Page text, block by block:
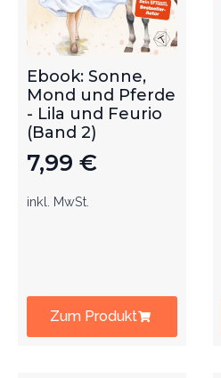
Ebook: Sonne,
Mond und Pferde
- Lila und Feurio
(Band 2)
7,99 €
inkl. MwSt.
Zum Produkt